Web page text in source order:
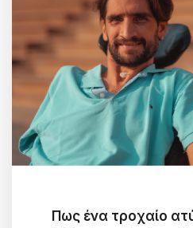
Πως ένα τροχαίο